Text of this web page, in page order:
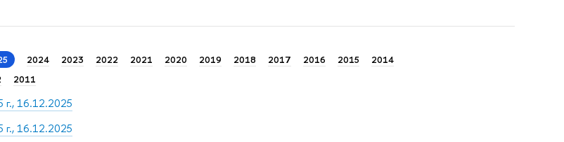
2024 2023 2022 2021 2020 2019 2018 2017 2016 2015
2014
2011
16.12.2025
16.12.2025